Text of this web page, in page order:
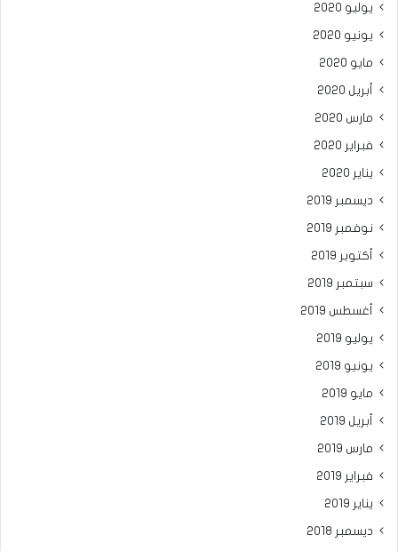
يوليو 2020
يونيو 2020
مايو 2020
أبريل 2020
مارس 2020
فبراير 2020
يناير 2020
ديسمبر 2019
نوفمبر 2019
أكتوبر 2019
سبتمبر 2019
أغسطس 2019
يوليو 2019
يونيو 2019
مايو 2019
أبريل 2019
مارس 2019
فبراير 2019
يناير 2019
ديسمبر 2018